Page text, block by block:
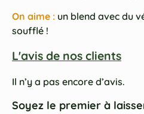
On aime : un blend avec du
soufflé !
L'avis de nos clients
Il n’y a pas encore d’avis.
Soyez le premier à